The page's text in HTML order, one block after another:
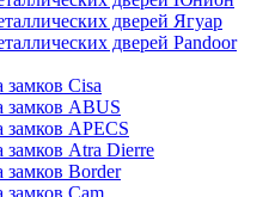
дверей Ягуар
дверей Pandoor
замков Cisa
замков ABUS
замков APECS
замков Atra Dierre
замков Border